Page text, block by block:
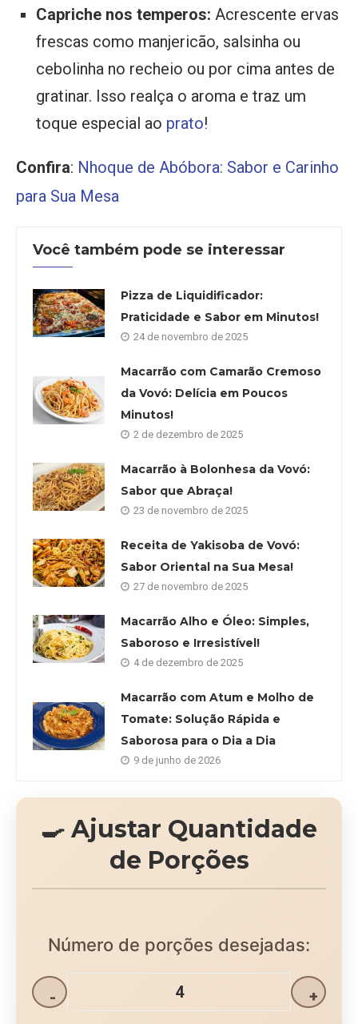
Capriche nos temperos: Acrescente ervas
frescas como manjericão, salsinha ou
cebolinha no recheio ou por cima antes de
gratinar. Isso realça o aroma e traz um
toque especial ao prato!
Confira: Nhoque de Abóbora: Sabor e Carinho
para Sua Mesa
Você também pode se interessar
Pizza de Liquidificador:
Praticidade e Sabor em Minutos!
24 de novembro de 2025
Macarrão com Camarão Cremoso
da Vovó: Delícia em Poucos
Minutos!
2 de dezembro de 2025
Macarrão à Bolonhesa da Vovó:
Sabor que Abraça!
23 de novembro de 2025
Receita de Yakisoba de Vovó:
Sabor Oriental na Sua Mesa!
27 de novembro de 2025
Macarrão Alho e Óleo: Simples,
Saboroso e Irresistível!
4 de dezembro de 2025
Macarrão com Atum e Molho de
Tomate: Solução Rápida e
Saborosa para o Dia a Dia
9 de junho de 2026
🍳 Ajustar Quantidade
de Porções
Número de porções desejadas:
- +